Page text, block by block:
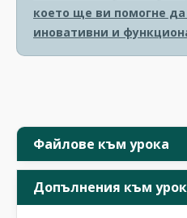
Файлове към урока
Допълнения към
което ще ви помогне
иновативни и